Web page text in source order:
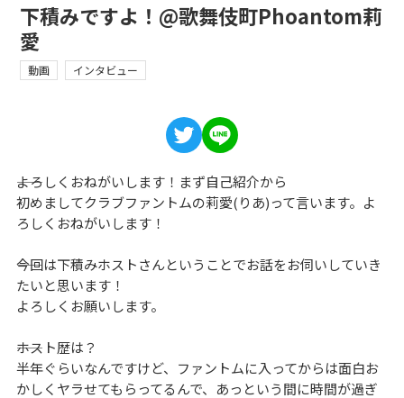
下積みですよ！@歌舞伎町Phoantom莉
愛
動画 インタビュー
――よろしくおねがいします！まず自己紹介から
初めましてクラブファントムの莉愛(りあ)って言います。よ
ろしくおねがいします！
――今回は下積みホストさんということでお話をお伺いしていき
たいと思います！
よろしくお願いします。
――ホスト歴は？
半年ぐらいなんですけど、ファントムに入ってからは面白お
かしくヤラせてもらってるんで、あっという間に時間が過ぎ